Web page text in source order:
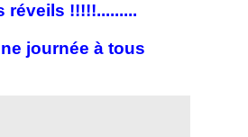
réveils !!!!!.........
journée à tous